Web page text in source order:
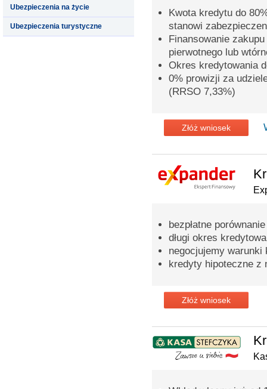
Ubezpieczenia na życie
Ubezpieczenia turystyczne
Kwota kredytu do
stanowi
Finansowanie
pierwotnego lub
Okres kredytowania
0% prowizji za
(RRSO 7,33%)
Złóż wniosek
bezpłatne
długi okres
negocjujemy warunki
kredyty hipoteczne z
Złóż wniosek